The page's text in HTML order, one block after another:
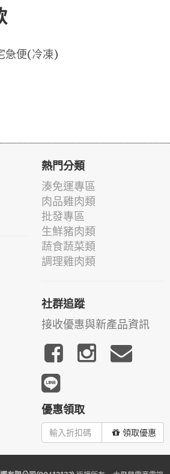
急便(冷凍)
熱門分類
湊免運專區
肉品雞肉類
批發專區
生鮮豬肉類
蔬食蔬菜類
調理雞肉類
社群追蹤
接收優惠與新產品資訊
優惠領取
領取優惠